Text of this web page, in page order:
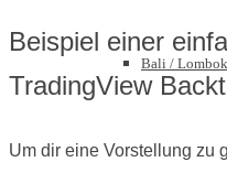
Bali /
Beispiel einer
TradingView
Um dir eine Vorstellung zu